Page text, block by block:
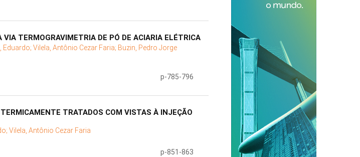
TERMOGRAVIMETRIA DE PÓ DE ACIARIA ELÉTRICA
Eduardo; Vilela, Antônio Cezar Faria; Buzin, Pedro Jorge
p-785-796
TRATADOS COM VISTAS À INJEÇÃO
Vilela, Antônio Cezar Faria
p-851-863